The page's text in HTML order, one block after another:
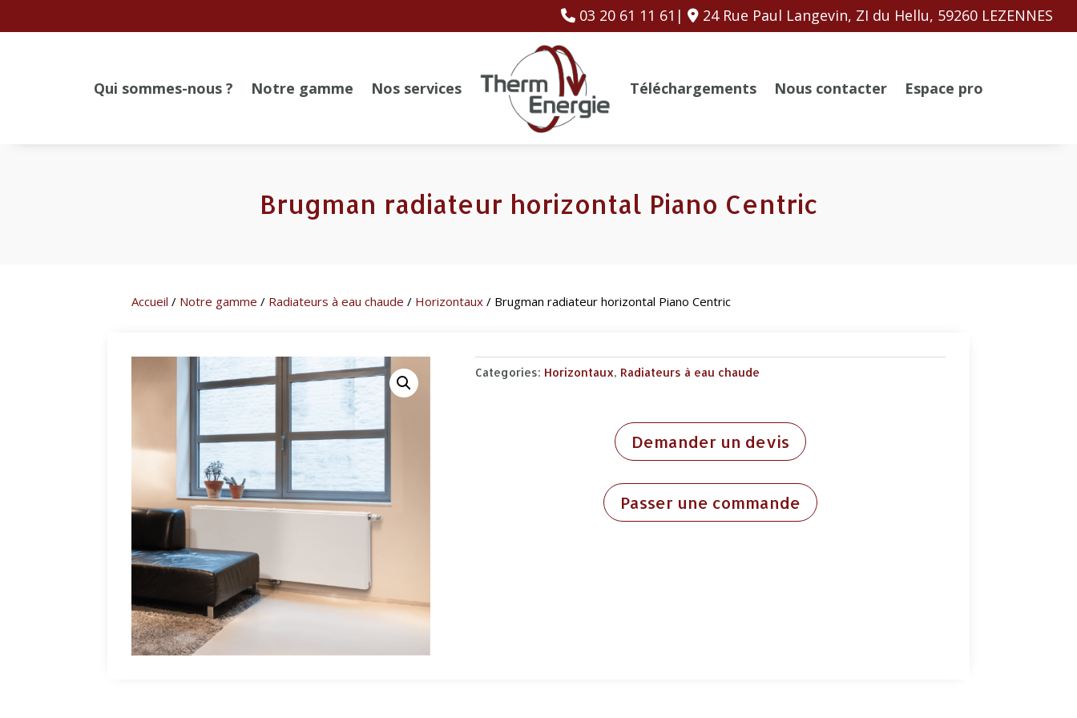
03 20 61 11 61| 24 Rue Paul Langevin, ZI du Hellu, 59260 LEZENNES
Qui sommes-nous ? Notre gamme Nos services Téléchargements Nous contacter Espace pro
Brugman radiateur horizontal Piano Centric
Accueil / Notre gamme / Radiateurs à eau chaude / Horizontaux / Brugman radiateur horizontal Piano Centric
Categories: Horizontaux, Radiateurs à eau chaude
Demander un devis
Passer une commande